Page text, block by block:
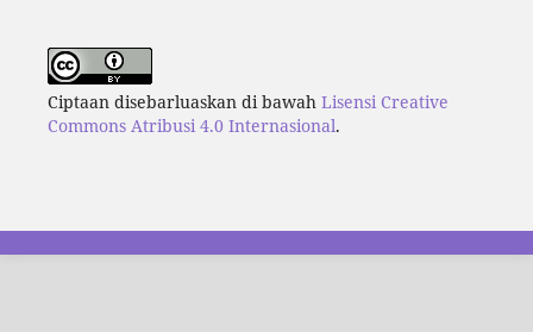
Ciptaan disebarluaskan di bawah Lisensi Creative
Commons Atribusi 4.0 Internasional.